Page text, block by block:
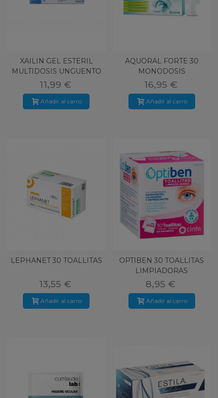
XAILIN GEL ESTERIL
MULTIDOSIS UNGUENTO
OFTALMICO
11,99 €
Añadir al carro
AQUORAL FORTE 30
MONODOSIS
16,95 €
Añadir al carro
LEPHANET 30 TOALLITAS
13,55 €
Añadir al carro
OPTIBEN 30 TOALLITAS
LIMPIADORAS
8,95 €
Añadir al carro